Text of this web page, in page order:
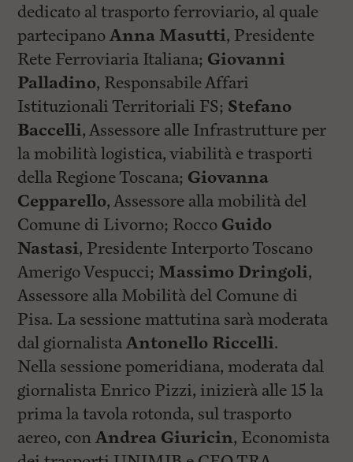
dedicato al trasporto ferroviario, al quale
partecipanoAnna Masutti, Presidente
Rete Ferroviaria Italiana; Giovanni
Palladino, Responsabile Affari
Istituzionali Territoriali FS; Stefano
Baccelli, Assessore alle Infrastrutture per
la mobilità logistica, viabilità e trasporti
della Regione Toscana; Giovanna
Cepparello, Assessore alla mobilità del
Comune di Livorno; Rocco Guido
Nastasi, Presidente Interporto Toscano
Amerigo Vespucci;Massimo Dringoli,
Assessore alla Mobilità del Comune di
Pisa. La sessione mattutina sarà moderata
dal giornalistaAntonello Riccelli.
Nella sessione pomeridiana, moderata dal
giornalista Enrico Pizzi, inizierà alle 15 la
prima la tavola rotonda, sul trasporto
aereo, conAndrea Giuricin, Economista